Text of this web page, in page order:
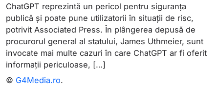
ChatGPT reprezintă un pericol pentru siguranța
publică și poate pune utilizatorii în situații de risc,
potrivit Associated Press. În plângerea depusă de
procurorul general al statului, James Uthmeier, sunt
invocate mai multe cazuri în care ChatGPT ar fi oferit
informații periculoase, […]
© G4Media.ro.